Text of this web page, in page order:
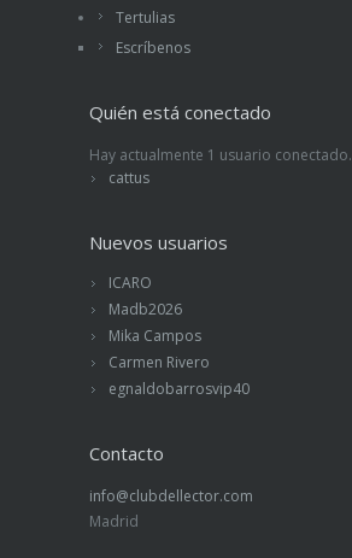
Tertulias
Escríbenos
Quién está conectado
Hay actualmente 1 usuario conectado.
cattus
Nuevos usuarios
ICARO
Madb2026
Mika Campos
Carmen Rivero
egnaldobarrosvip40
Contacto
info@clubdellector.com
Madrid